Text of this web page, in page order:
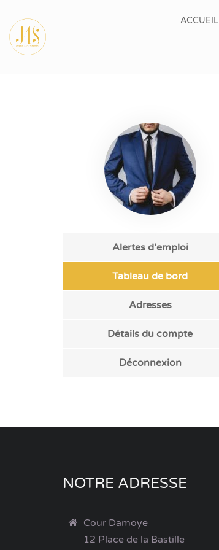
ACCUEIL
Alertes d'emploi
Tableau de bord
Adresses
Détails du compte
Déconnexion
NOTRE ADRESSE
Cour Damoye
12 Place de la Bastille